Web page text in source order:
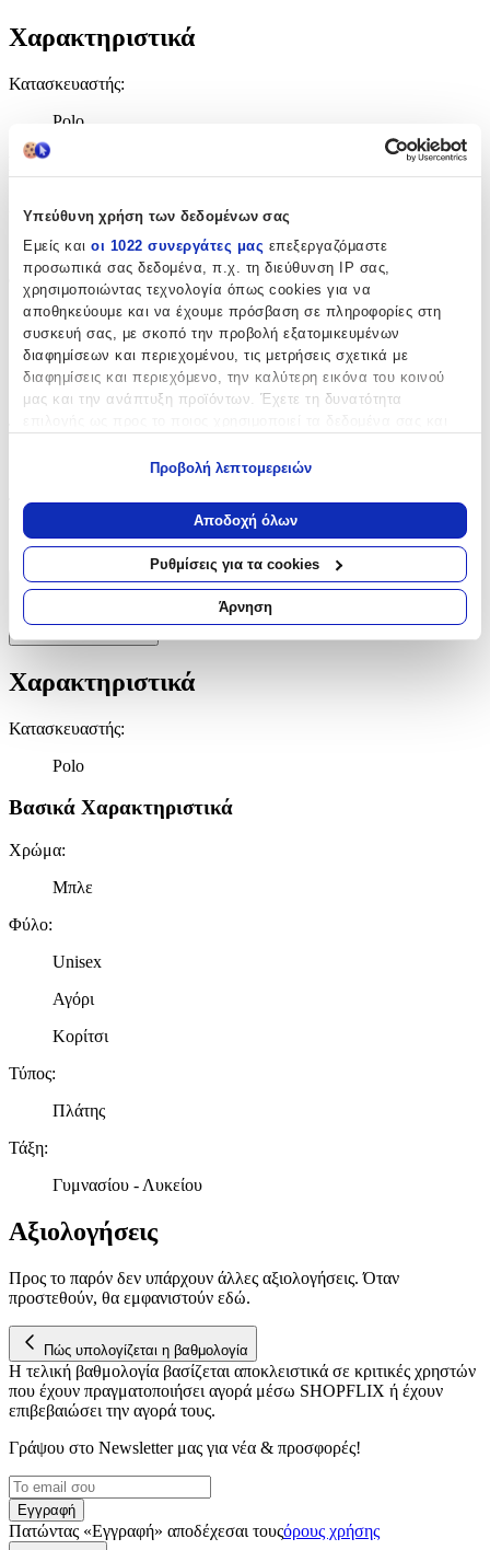
Υπεύθυνη χρήση των δεδομένων σας
Εμείς και οι 1022 συνεργάτες μας επεξεργαζόμαστε
προσωπικά σας δεδομένα, π.χ. τη διεύθυνση IP σας,
χρησιμοποιώντας τεχνολογία όπως cookies για να
αποθηκεύουμε και να έχουμε πρόσβαση σε πληροφορίες στη
συσκευή σας, με σκοπό την προβολή εξατομικευμένων
διαφημίσεων και περιεχομένου, τις μετρήσεις σχετικά με
διαφημίσεις και περιεχόμενο, την καλύτερη εικόνα του κοινού
μας και την ανάπτυξη προϊόντων. Έχετε τη δυνατότητα
Να συλλέξουμε πληροφορίες σχετικά με τη γεωγραφική
σας τοποθεσία, οι οποίες μπορεί να είναι ακριβείς σε
απόσταση μερικών μέτρων
Να αναγνωρίσουμε τη συσκευή σας σαρώνοντας ενεργά
για συγκεκριμένα χαρακτηριστικά (δακτυλικό αποτύπωμα)
Μάθετε περισσότερα σχετικά με τον τρόπο επεξεργασίας των
προσωπικών σας δεδομένων και καθορίστε τις προτιμήσεις σας
ενότητα “Λεπτομέρειες”
ανακαλέσετε τη συγκατάθεσή σας ανά πάσα στιγμή από τη
Χρησιμοποιούμε cookies ώστε η τοποθεσία μας να λειτουργεί
παρέχουμε λειτουργίες μέσων κοινωνικής δικτύωσης και να
αναλύουμε την κυκλοφορία μας. Εμείς και οι 1022 συνεργάτες
μας επεξεργαζόμαστε προσωπικά σας δεδομένα, π.χ. τη
για να αποθηκεύουμε και να έχουμε πρόσβαση σε πληροφορίες
διαφημίσεων και περιεχομένου, τις μετρήσεις σχετικά με
διαφημίσεις και περιεχόμενο, την καλύτερη εικόνα του κοινού
πληροφορίες σχετικά με την από μέρους σας χρήση της
δικτύωσης, διαφημίσεων και ανάλυσης.
Προβολή λεπτομερειών
Αποδοχή όλων
Ρυθμίσεις για τα cookies
Άρνηση
Χαρακτηριστικά
Κατασκευαστής:
Polo
Βασικά Χαρακτηριστικά
Χρώμα :
Μπλε
Φύλο
Unisex
Αγόρι
Κορίτσι
Τύπος:
Τάξη:
Γυμνασίου - Λυκείου
Χαρακτηριστικά
Χαρακτηριστικά
Κατασκευαστής:
Polo
Βασικά Χαρακτηριστικά
Χρώμα:
Μπλε
Φύλο:
Unisex
Αγόρι
Κορίτσι
Τύπος:
Πλάτης
Τάξη:
Γυμνασίου - Λυκείου
Αξιολογήσεις
Προς το παρόν δεν υπάρχουν άλλες αξιολογήσεις. Όταν
προστεθούν, θα εμφανιστούν εδώ.
Πώς υπολογίζεται η βαθμολογία
Η τελική βαθμολογία βασίζεται αποκλειστικά σε κριτικές χρηστών
που έχουν πραγματοποιήσει αγορά μέσω SHOPFLIX ή έχουν
επιβεβαιώσει την αγορά τους.
Γράψου στο Νewsletter μας για νέα & προσφορές!
Εγγραφή
Πατώντας «Εγγραφή» αποδέχεσαι τουςόρους χρήσης